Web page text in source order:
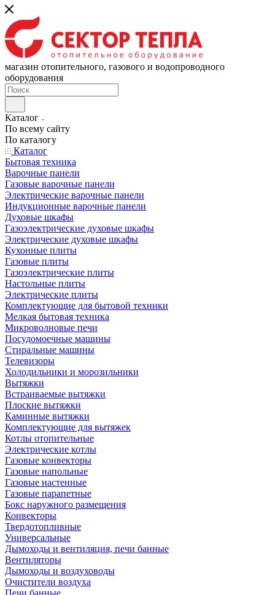
магазин отопительного, газового и водопроводного
оборудования
Каталог
По всему сайту
По каталогу
Каталог
Бытовая техника
Варочные панели
Газовые варочные панели
Электрические варочные панели
Индукционные варочные панели
Духовые шкафы
Газоэлектрические духовые шкафы
Электрические духовые шкафы
Кухонные плиты
Газовые плиты
Газоэлектрические плиты
Настольные плиты
Электрические плиты
Комплектующие для бытовой техники
Мелкая бытовая техника
Микроволновые печи
Посудомоечные машины
Стиральные машины
Телевизоры
Холодильники и морозильники
Вытяжки
Встраиваемые вытяжки
Плоские вытяжки
Каминные вытяжки
Комплектующие для вытяжек
Котлы отопительные
Электрические котлы
Газовые конвекторы
Газовые напольные
Газовые настенные
Газовые парапетные
Бокс наружного размещения
Конвекторы
Твердотопливные
Универсальные
Дымоходы и вентиляция, печи банные
Вентиляторы
Дымоходы и воздуховоды
Очистители воздуха
Печи банные